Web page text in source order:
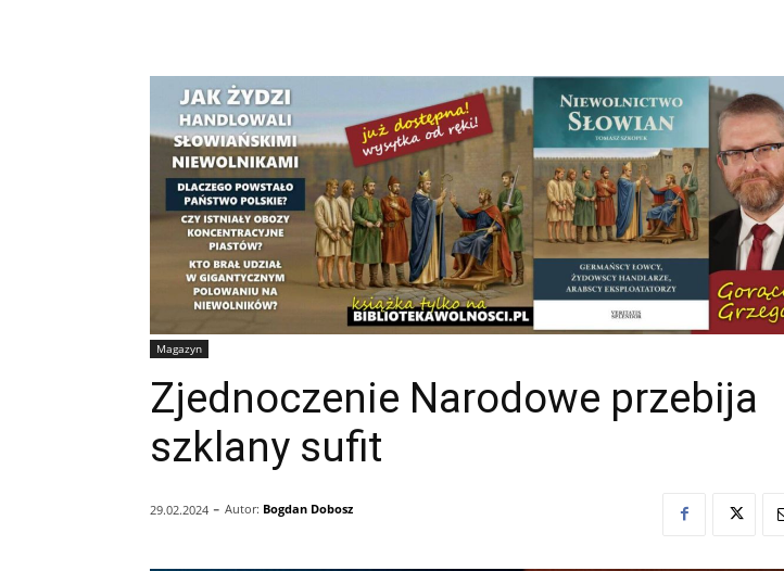
Magazyn
Zjednoczenie Narodowe przebija
szklany sufit
29.02.2024 - Autor: Bogdan Dobosz